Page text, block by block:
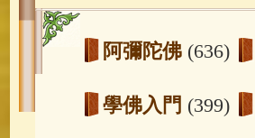
阿彌陀佛 (636)
學佛入門 (399)